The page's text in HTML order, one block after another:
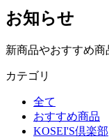
お知らせ
新商品やおすすめ商
カテゴリ
全て
おすすめ商品
KOSEI'S倶楽部